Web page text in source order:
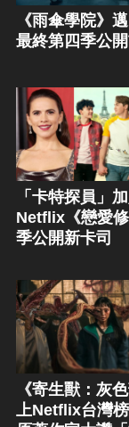
《雨傘學院》
最終第四季公
「卡特探員」加
Netflix《戀愛
季公開新卡司
《寄生獸：灰
上Netflix台灣